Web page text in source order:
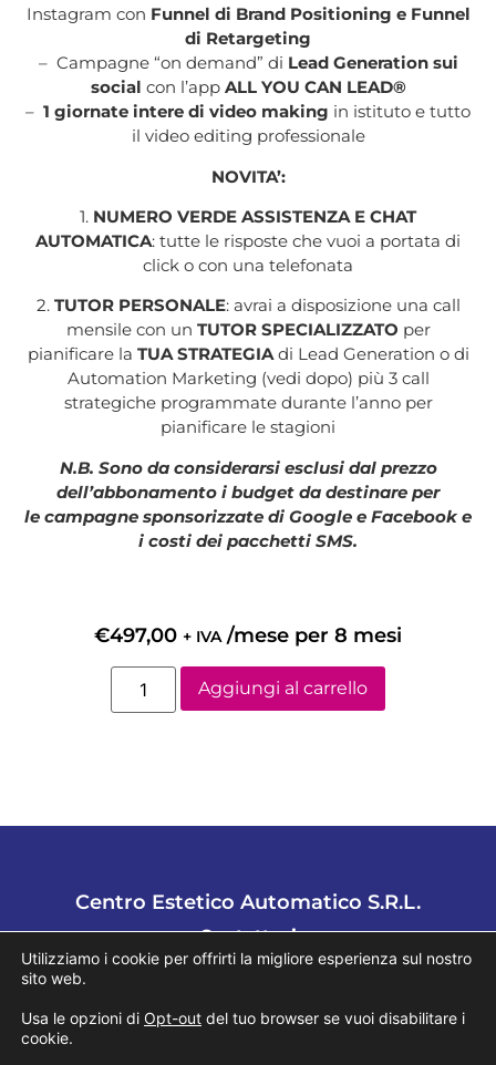
Instagram con Funnel di Brand Positioning e Funnel
di Retargeting
– Campagne “on demand” di Lead Generation sui
social con l’app ALL YOU CAN LEAD®
– 1 giornate intere di video making in istituto e tutto
il video editing professionale
NOVITA’:
1. NUMERO VERDE ASSISTENZA E CHAT
AUTOMATICA: tutte le risposte che vuoi a portata di
click o con una telefonata
2. TUTOR PERSONALE: avrai a disposizione una call
mensile con un TUTOR SPECIALIZZATO per
pianificare la TUA STRATEGIAdi Lead Generation o di
Automation Marketing (vedi dopo) più 3 call
strategiche programmate durante l’anno per
pianificare le stagioni
N.B. Sono da considerarsi esclusi dal prezzo
dell’abbonamento i budget da destinare per
le campagne sponsorizzate di Google e Facebook e
i costi dei pacchetti SMS.
€497,00 + IVA /mese per 8 mesi
Aggiungi al carrello
Centro Estetico Automatico S.R.L.
Contattaci
Mail:info@cea.management
Utilizziamo i cookie per offrirti la migliore esperienza sul nostro
sito web.
Usa le opzioni di Opt-out del tuo browser se vuoi disabilitare i
cookie.